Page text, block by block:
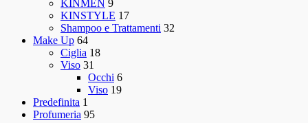
KINMEN 9
KINSTYLE 17
Shampoo e Trattamenti 32
Make Up 64
Ciglia 18
Viso 31
Occhi 6
Viso 19
Predefinita 1
Profumeria 95